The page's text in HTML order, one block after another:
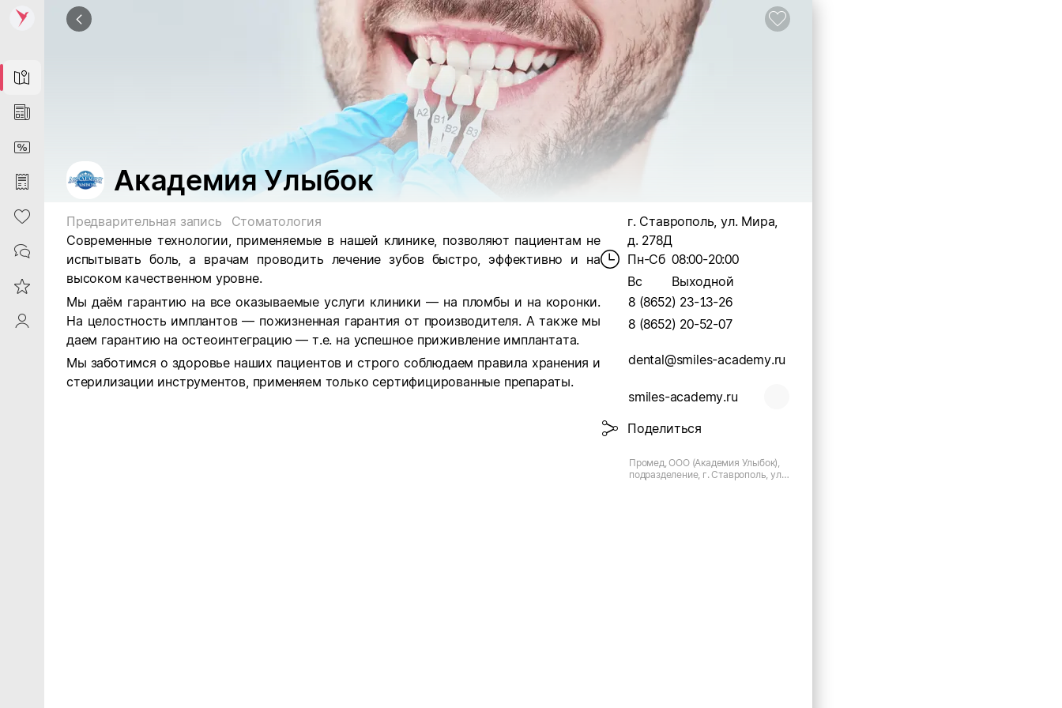
Map
News
DiscountCard
Purchases
Heart
Contacts
Reviews
ProfileSaby
Академия Улыбок
Предварительная запись
Стоматология
Современные технологии, применяемые в нашей клинике, позволяют пациентам не
испытывать боль, а врачам проводить лечение зубов быстро, эффективно и на
высоком качественном уровне.
Мы даём гарантию на все оказываемые услуги клиники — на пломбы и на коронки.
На целостность имплантов — пожизненная гарантия от производителя. А также мы
даем гарантию на остеоинтеграцию — т.е. на успешное приживление имплантата.
Мы заботимся о здоровье наших пациентов и строго соблюдаем правила хранения и
стерилизации инструментов, применяем только сертифицированные препараты.
г. Ставрополь, ул. Мира,
д. 278Д
Пн-Сб 08:00-20:00
Вс
Выходной
8 (8652) 23-13-26
8 (8652) 20-52-07
dental@smiles-academy.ru
smiles-academy.ru
Поделиться
Промед, ООО (Академия Улыбок),
подразделение, г. Ставрополь, ул.